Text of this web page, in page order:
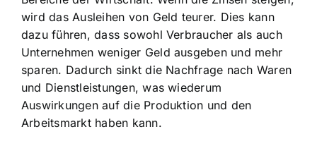
wird das Ausleihen von Geld teurer. Dies kann
dazu führen, dass sowohl Verbraucher als auch
Unternehmen weniger Geld ausgeben und mehr
sparen. Dadurch sinkt die Nachfrage nach Waren
und Dienstleistungen, was wiederum
Auswirkungen auf die Produktion und den
Arbeitsmarkt haben kann.